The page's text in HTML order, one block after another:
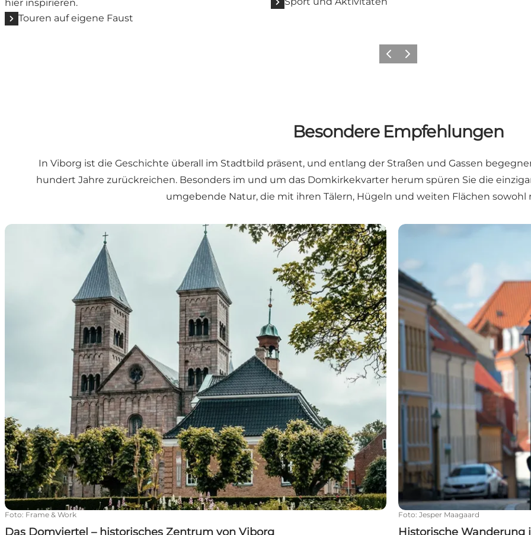
hier inspirieren.
Touren auf eigene Faust
ZurückWeiter
Besondere Empfehlungen
In Viborg ist die Geschichte überall im Stadtbild präsent, und entlang der Straßen und Gassen
hundert Jahre zurückreichen. Besonders im und um das Domkirkekvarter herum spüren Sie die
umgebende Natur, die mit ihren Tälern, Hügeln und weiten Flächen sowohl
Das Domviertel – historisches Zentrum von Viborg
Foto: Frame & Work
Das Domviertel – historisches Zentrum von Viborg
Historische Wanderung in
Foto: Jesper Maagaard
Historische Wanderung